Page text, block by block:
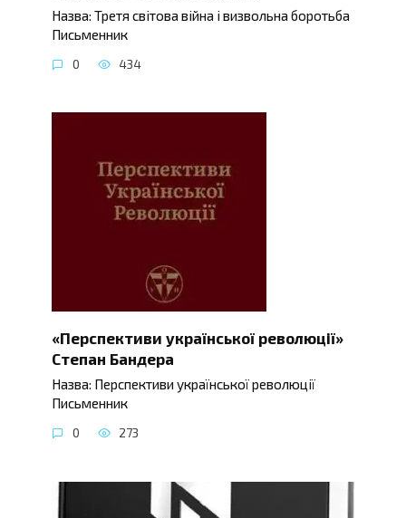
Назва: Третя світова війна і визвольна боротьба
Письменник
0 434
«Перспективи української революції»
Степан Бандера
Назва: Перспективи української революції
Письменник
0 273